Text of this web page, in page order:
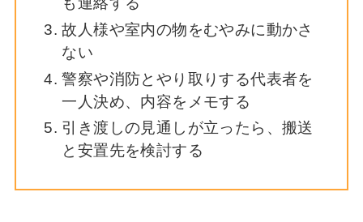
故人様や室内の物をむやみに動かさ
ない
警察や消防とやり取りする代表者を
一人決め、内容をメモする
引き渡しの見通しが立ったら、搬送
と安置先を検討する